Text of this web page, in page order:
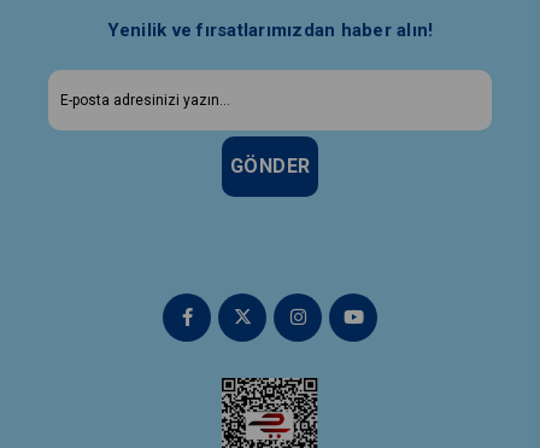
Yenilik ve fırsatlarımızdan haber alın!
GÖNDER